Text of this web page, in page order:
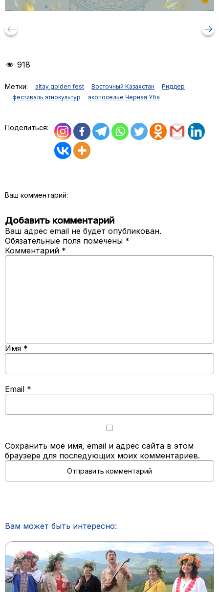
keyboard_backspace arrow_right_alt
918
Метки: altay golden fest Восточный Казахстан
Риддер
фестиваль этнокультур
экопоселье Черная Уба
Поделиться:
Ваш комментарий:
Добавить комментарий
Ваш адрес email не будет опубликован.
Обязательные поля помечены *
Комментарий *
Имя *
Email *
Сохранить моё имя, email и адрес сайта в этом
браузере для последующих моих комментариев.
Вам может быть интересно: